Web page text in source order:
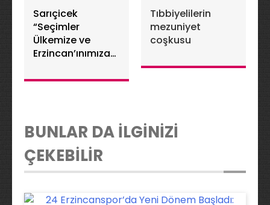
Sarıçicek
“Seçimler
Ülkemize ve
Erzincan’ınımıza
Tıbbiyelilerin
mezuniyet
coşkusu
BUNLAR DA İLGİNİZİ
ÇEKEBİLİR